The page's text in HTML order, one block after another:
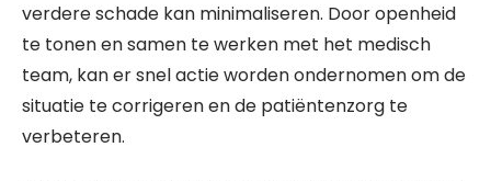
verdere schade kan minimaliseren. Door openheid
te tonen en samen te werken met het medisch
team, kan er snel actie worden ondernomen om de
situatie te corrigeren en de patiëntenzorg te
verbeteren.